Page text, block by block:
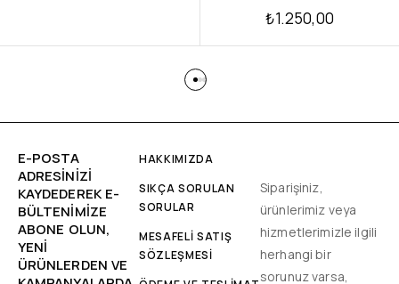
₺1.250,00
E-POSTA
ADRESINIZI
KAYDEDEREK E-
BÜLTENIMIZE
ABONE OLUN,
YENİ
ÜRÜNLERDEN VE
HAKKIMIZDA
SIKÇA SORULAN
SORULAR
MESAFELİ SATIŞ
SÖZLEŞMESİ
Siparişiniz,
ürünlerimiz veya
hizmetlerimizle ilgili
herhangi bir
sorunuz varsa,